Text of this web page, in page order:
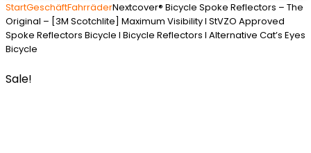
StartGeschäftFahrräderNextcover® Bicycle Spoke Reflectors – The
Original – [3M Scotchlite] Maximum Visibility I StVZO Approved
Spoke Reflectors Bicycle I Bicycle Reflectors I Alternative Cat’s Eyes
Bicycle
Sale!